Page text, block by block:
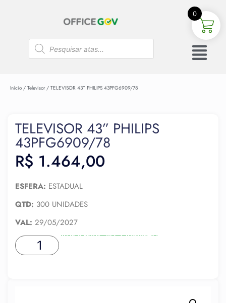
Início / Televisor/ TELEVISOR 43” PHILIPS 43PFG6909/78
TELEVISOR 43” PHILIPS
43PFG6909/78
R$ 1.464,00
ESFERA: ESTADUAL
QTD: 300 UNIDADES
VAL: 29/05/2027
ADICIONAR AO CARRINHO
0